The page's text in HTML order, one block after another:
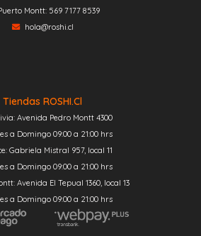
Montt: 569 7177 8539
hola@roshi.cl
Tiendas ROSHI.cl
Avenida Pedro Montt 4300
a Domingo 09:00 a 21:00 hrs
Gabriela Mistral 957, local 11
a Domingo 09:00 a 21:00 hrs
Avenida El Tepual 1360, local 13
a Domingo 09:00 a 21:00 hrs